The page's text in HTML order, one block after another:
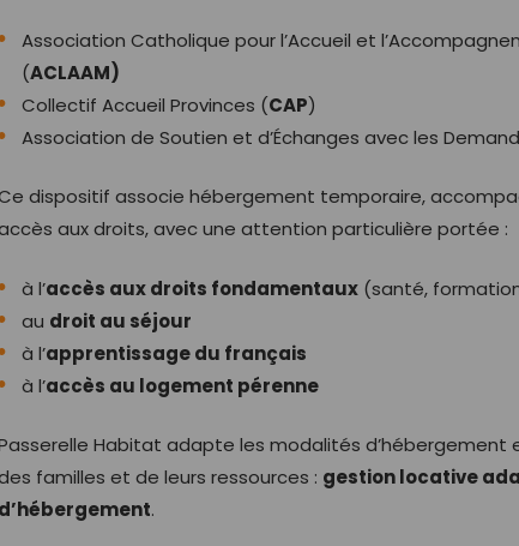
Association Catholique pour l’Accueil et
(ACLAAM)
Collectif Accueil Provinces (CAP)
Association de Soutien et d’Échanges avec les
dispositif associe hébergement temporaire,
aux droits, avec une attention particulière portée :
à l’accès aux droits fondamentaux(santé,
au droit au séjour
à l’apprentissage du français
à l’accès au logement pérenne
Habitat adapte les modalités d’hébergement
familles et de leurs ressources : gestion locative
d’hébergement.